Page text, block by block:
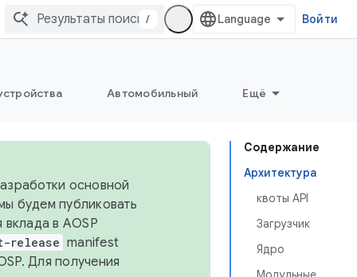
/ Войти
Автомобильный Ещё
Содержание
Архитектура
квоты API
Загрузчик
Ядро
основной
будем публиковать
в AOSP
release manifest
Для получения